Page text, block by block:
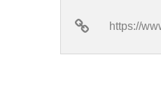
https://